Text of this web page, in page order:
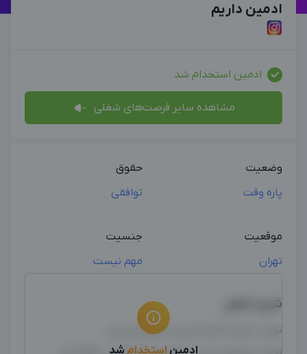
ادمین داریم
ادمین استخدام شد
مشاهده سایر فرصت‌های شغلی
وضعیت
پاره وقت
حقوق
توافقی
موقعیت
تهران
جنسیت
مهم نیست
شرح شغل
تولید محتوا، فیلمبرداری و تدوین ویدیو
ادمین استخدام شد